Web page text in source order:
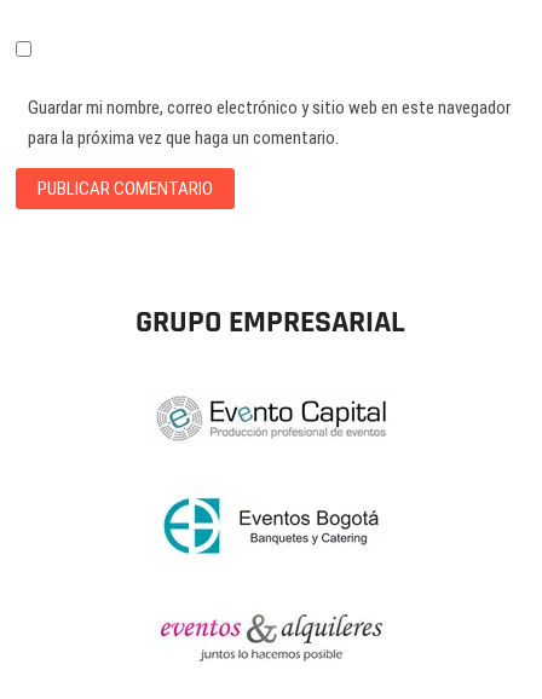
Guardar mi nombre, correo electrónico y sitio web en este navegador
para la próxima vez que haga un comentario.
GRUPO EMPRESARIAL